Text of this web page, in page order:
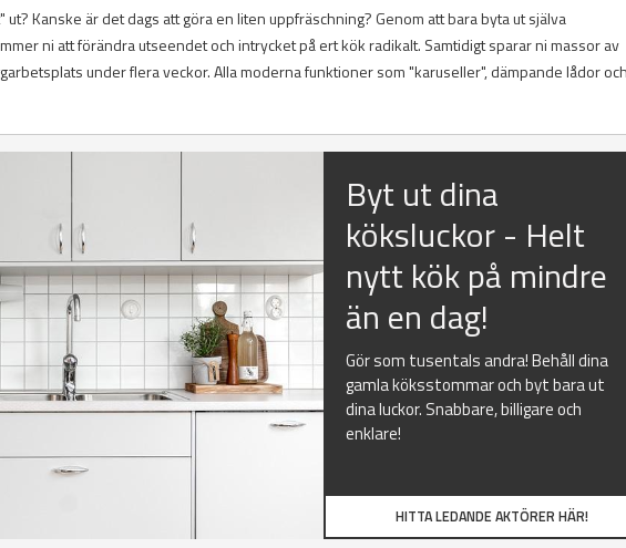
Kanske är det dags att göra en liten uppfräschning? Genom att bara byta ut själva
ni att förändra utseendet och intrycket på ert kök radikalt. Samtidigt sparar ni massor av
under flera veckor. Alla moderna funktioner som "karuseller", dämpande lådor och
Byt ut dina
köksluckor - Helt
nytt kök på mindre
än en dag!
Gör som tusentals andra! Behåll dina
gamla köksstommar och byt bara ut
dina luckor. Snabbare, billigare och
enklare!
HITTA LEDANDE AKTÖRER HÄR!